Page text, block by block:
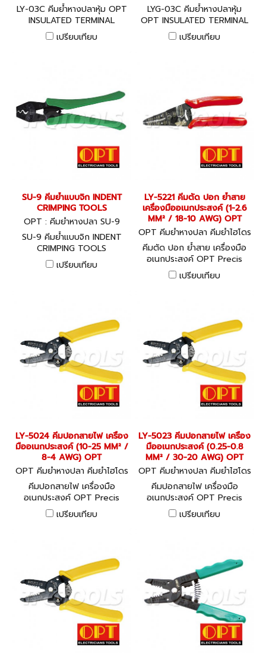
LY-03C คีมย้ำหางปลาหุ้ม OPT
INSULATED TERMINAL
CRIMPING TOOLS
เปรียบเทียบ
LYG-03C คีมย้ำหางปลาหุ้ม
OPT INSULATED TERMINAL
CRIMPING TOOLS
เปรียบเทียบ
SU-9 คีมย้ำแบบจิก INDENT
CRIMPING TOOLS
OPT : คีมย้ำหางปลา SU-9
SU-9 คีมย้ำแบบจิก INDENT
CRIMPING TOOLS
เปรียบเทียบ
LY-5221 คีมตัด ปอก ย้ำสาย
เครื่องมืออเนกประสงค์ (1-2.6
MM² / 18-10 AWG) OPT
OPT คีมย้ำหางปลา คีมย้ำไฮโดร
ลิค LY-5221
คีมตัด ปอก ย้ำสาย เครื่องมือ
อเนกประสงค์ OPT Precis
Cutter & Stripper made by
CNC-Grinding
เปรียบเทียบ
LY-5024 คีมปอกสายไฟ เครื่อง
มืออเนกประสงค์ (10-25 MM² /
8-4 AWG) OPT
OPT คีมย้ำหางปลา คีมย้ำไฮโดร
ลิค LY-5024
คีมปอกสายไฟ เครื่องมือ
อเนกประสงค์ OPT Precis
Cutter & Stripper made by
CNC-Grinding
เปรียบเทียบ
LY-5023 คีมปอกสายไฟ เครื่อง
มืออเนกประสงค์ (0.25-0.8
MM² / 30-20 AWG) OPT
OPT คีมย้ำหางปลา คีมย้ำไฮโดร
ลิค LY-5023
คีมปอกสายไฟ เครื่องมือ
อเนกประสงค์ OPT Precis
Cutter & Stripper made by
CNC-Grinding
เปรียบเทียบ